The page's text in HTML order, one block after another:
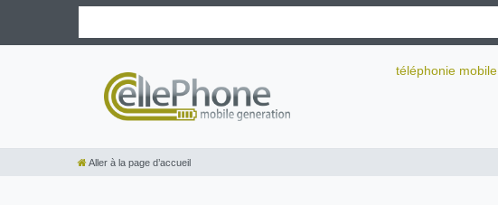
téléphonie mobile
Aller à la page d’accueil